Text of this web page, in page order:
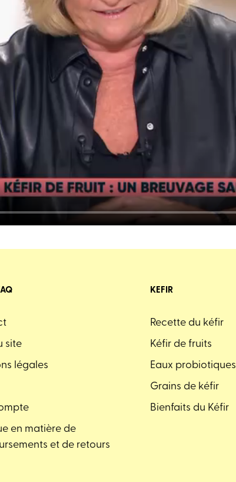
site
légales
en matière de
et de retours
KEFIR
Recette du kéfir
Kéfir de fruits
Eaux probiotiques
Grains de kéfir
Bienfaits du Kéfir